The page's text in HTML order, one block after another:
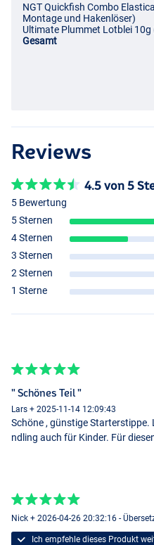
NGT Quickfish Combo
Montage und Hakenlöser)
Ultimate Plummet Lotblei 10g
Gesamt
Reviews
4.5 von 5
5 Bewertung
5 Sternen
4 Sternen
3 Sternen
2 Sternen
1 Sterne
" Schönes Teil "
Lars + 2025-11-14 12:09:43
Schöne , günstige Starterstippe.
ndling auch für Kinder. Für
Nick + 2026-04-26 20:32:16 -
Ich empfehle dieses Produkt